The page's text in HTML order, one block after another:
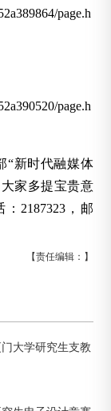
page.h
page.h
“新时代融媒体
家多提宝贵意
2187323，邮
【责任编辑：】
大学研究生支教